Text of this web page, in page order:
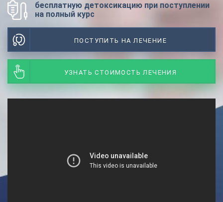
бесплатную детоксикацию при поступлении
на полный курс
ПОСТУПИТЬ НА ЛЕЧЕНИЕ
УЗНАТЬ СТОИМОСТЬ ЛЕЧЕНИЯ